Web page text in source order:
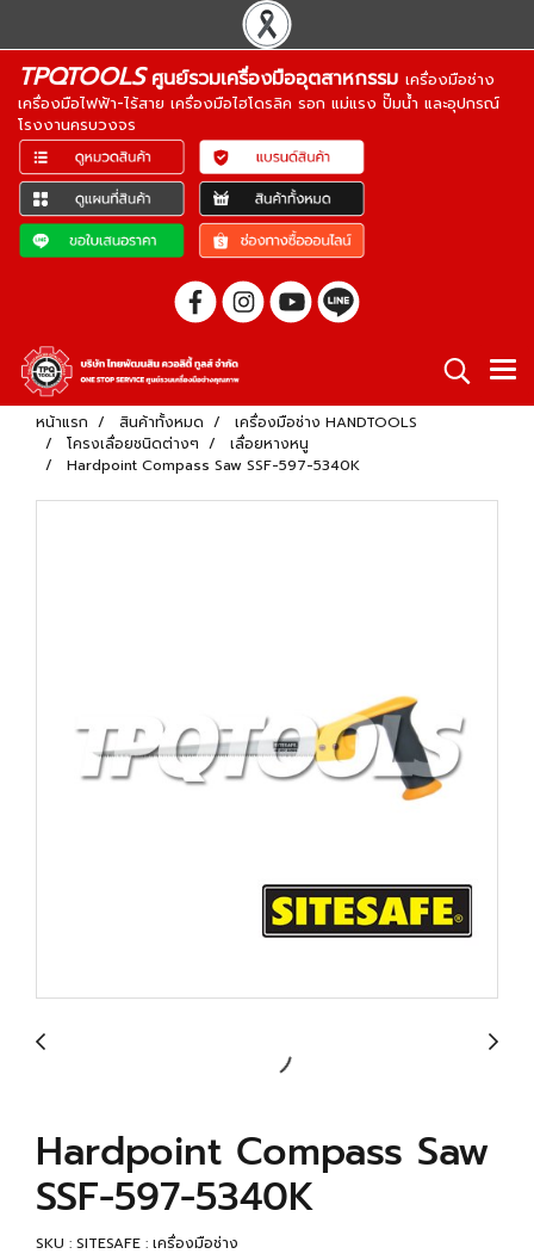
TPQTOOLSศูนย์รวมเครื่องมืออุตสาหกรรม เครื่องมือช่าง
เครื่องมือไฟฟ้า-ไร้สาย เครื่องมือไฮโดรลิค รอก แม่แรง ปั๊มน้ำ และอุปกรณ์
โรงงานครบวงจร
หน้าแรก สินค้าทั้งหมด
เครื่องมือช่าง HANDTOOLS
โครงเลื่อยชนิดต่างๆ
เลื่อยหางหนู
Hardpoint Compass Saw SSF-597-5340K
Hardpoint Compass Saw
SSF-597-5340K
SKU : SITESAFE : เครื่องมือช่าง